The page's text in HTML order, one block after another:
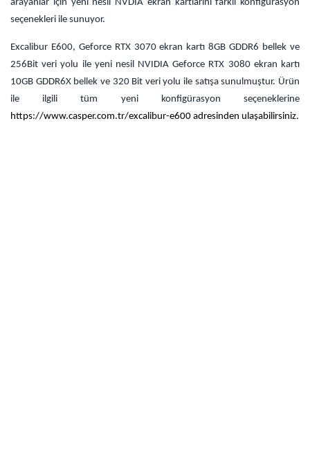
arayanlar için yeni nesil NVDIA ekran kartlarını farklı konfigürasyon
seçenekleri ile sunuyor.
Excalibur E600, Geforce RTX 3070 ekran kartı 8GB GDDR6 bellek ve
256Bit veri yolu ile yeni nesil NVIDIA Geforce RTX 3080 ekran kartı
10GB GDDR6X bellek ve 320 Bit veri yolu ile satışa sunulmuştur. Ürün
ile ilgili tüm yeni konfigürasyon seçeneklerine
https://www.casper.com.tr/excalibur-e600 adresinden ulaşabilirsiniz.